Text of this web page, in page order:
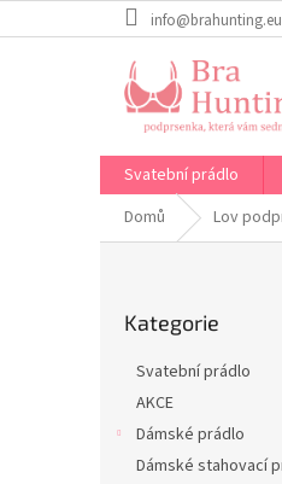
na
info@brahunting.eu
Svatební prádlo
Domů
Lov
kategorie
Kategorie
Svatební prádlo
AKCE
Dámské prádlo
Dámské stahovací